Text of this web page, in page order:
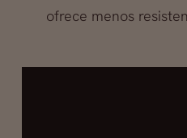
ofrece menos